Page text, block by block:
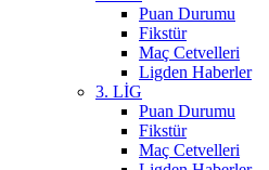
Puan Durumu
Fikstür
Maç Cetvelleri
Ligden Haberler
3. LİG
Puan Durumu
Fikstür
Maç Cetvelleri